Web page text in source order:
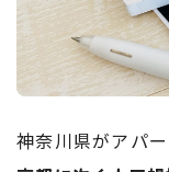
神奈川県がアパ